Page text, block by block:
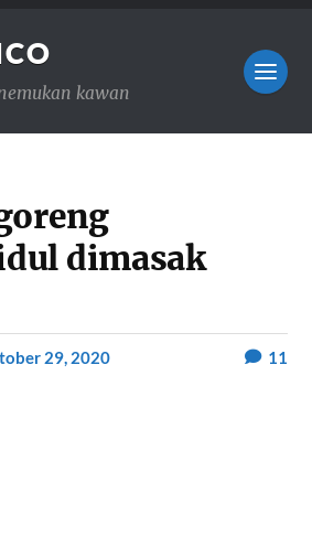
kawan
dimasak
29, 2020 11